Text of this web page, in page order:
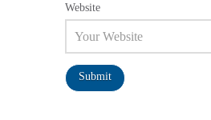
Website